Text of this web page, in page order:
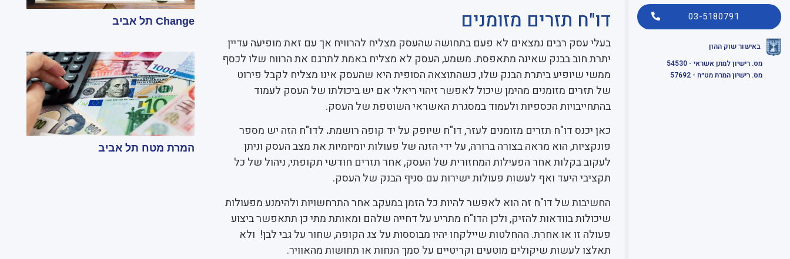
03-5180791
באישור שוק ההון
מס. רישיון למתן אשראי - 54530
מס. רישיון המרת מט״ח - 57692
דו"ח תזרים מזומנים
בעלי עסק רבים נמצאים לא פעם בתחושה שהעסק מצליח להרוויח אך עם זאת מופיעה עדיין
יתרת חוב בבנק שאינה מתאפסת. משמע, העסק לא מצליח באמת לתרגם את הרווח שלו לכסף
ממשי שיופיע ביתרת הבנק שלו, כשהתוצאה הסופית היא שהעסק אינו מצליח לקבל פירוט
של תזרים מזומנים מהימן שיכול לאפשר זיהוי ריאלי אם יש ביכולתו של העסק לעמוד
בהתחייבויות הכספיות ולעמוד במסגרת האשראי השוטפת של העסק.
כאן יכנס דו"ח תזרים מזומנים לעזר, דו"ח שיופק על יד קופה רושמת. לדו"ח הזה יש מספר
פונקציות, הוא מראה בצורה ברורה, על ידי הזנה של פעולות יומיומיות את מצב העסק וניתן
לעקוב בקלות אחר הפעילות המחזורית של העסק, אחר תזרים חודשי תקופתי, ניהול של כל
תקציבי היעד ואף לעשות פעולות ישירות עם סניף הבנק של העסק.
החשיבות של דו"ח זה הוא לאפשר להיות כל הזמן במעקב אחר התרחשויות ולהימנע מפעולות
שיכולות בוודאות להזיק, ולכן הדו"ח מתריע על דחייה שלהם ומאותת מתי כן תתאפשר ביצוע
פעולה זו או אחרת. ההחלטות שיילקחו יהיו מבוססות על צג הקופה, שחור על גבי לבן! ולא
תאלצו לעשות שיקולים מוטעים וקריטיים על סמך הנחות או תחושות מהאוויר.
Change תל אביב
המרת מטח תל אביב